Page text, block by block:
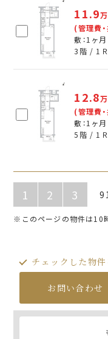
11.9
(管理費
敷：1ヶ
3階 / 1
12.8
(管理費
敷：1ヶ
5階 / 1
1 2 3
※このページの物件は10時
チェックした物
お問い合わせ